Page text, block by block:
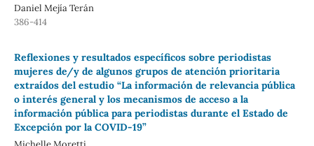
Daniel Mejía Terán
386-414
Reflexiones y resultados específicos sobre periodistas
mujeres de/y de algunos grupos de atención prioritaria
extraídos del estudio “La información de relevancia pública
o interés general y los mecanismos de acceso a la
información pública para periodistas durante el Estado de
Excepción por la COVID-19”